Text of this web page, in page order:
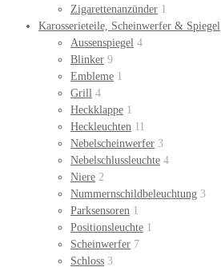
Zigarettenanzünder 1
Karosserieteile, Scheinwerfer & Spiegel
Aussenspiegel 4
Blinker 9
Embleme 1
Grill 4
Heckklappe 1
Heckleuchten 11
Nebelscheinwerfer 3
Nebelschlussleuchte 4
Niere 2
Nummernschildbeleuchtung 3
Parksensoren 1
Positionsleuchte 1
Scheinwerfer 7
Schloss 3